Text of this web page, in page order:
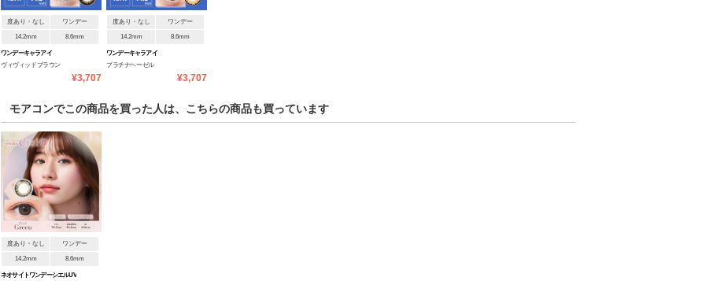
度あり・なし ワンデー
14.2mm 8.6mm
ワンデーキャラアイ
ヴィヴィッドブラウン
¥3,707
度あり・なし ワンデー
14.2mm 8.6mm
ワンデーキャラアイ
プラチナヘーゼル
¥3,707
モアコンでこの商品を買った人は、こちらの商品も買っています
度あり・なし ワンデー
14.2mm 8.6mm
ネオサイトワンデーシエルUV